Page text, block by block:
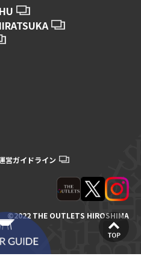
営ガイドライン
©2022 THE OUTLETS HIROSHIMA